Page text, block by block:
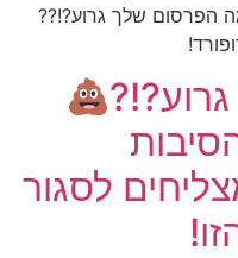
הפרסום שלך גרוע?!??
2 – אלו ה-4 הסיבות
לסגור